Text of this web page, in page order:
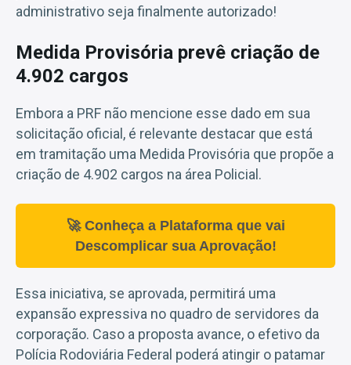
administrativo seja finalmente autorizado!
Medida Provisória prevê criação de
4.902 cargos
Embora a PRF não mencione esse dado em sua
solicitação oficial, é relevante destacar que está
em tramitação uma Medida Provisória que propõe a
criação de 4.902 cargos na área Policial.
🚀 Conheça a Plataforma que vai
Descomplicar sua Aprovação!
Essa iniciativa, se aprovada, permitirá uma
expansão expressiva no quadro de servidores da
corporação. Caso a proposta avance, o efetivo da
Polícia Rodoviária Federal poderá atingir o patamar